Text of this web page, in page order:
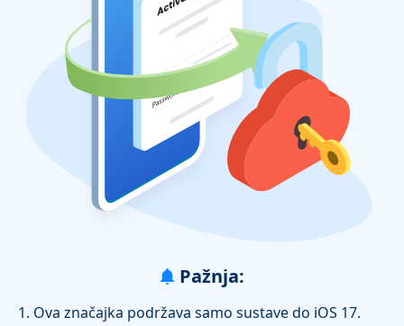
Pažnja:
1. Ova značajka podržava samo sustave do iOS 17.